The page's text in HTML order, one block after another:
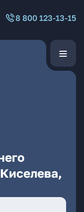
8 800 123-13-15